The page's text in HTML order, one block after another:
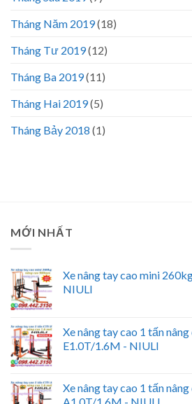
Tháng Năm 2019(18)
Tháng Tư 2019(12)
Tháng Ba 2019(11)
Tháng Hai 2019(5)
Tháng Bảy 2018 (1)
MỚI NHẤT
Xe nâng tay cao mini
NIULI
Xe nâng tay cao 1 tấn
E1.0T/1.6M - NIULI
Xe nâng tay cao 1 tấn